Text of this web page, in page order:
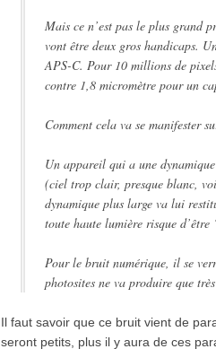
Mais ce n’est pas le plus grand
vont être deux gros handicaps.
APS-C. Pour 10 millions de
contre 1,8 micromètre pour un
Comment cela va se manifester
Un appareil qui a une
(ciel trop clair, presque blanc,
dynamique plus large va lui
toute haute lumière risque d’être
Pour le bruit numérique, il se
photosites ne va produire que
Il faut savoir que ce bruit vient de
seront petits, plus il y aura de ces